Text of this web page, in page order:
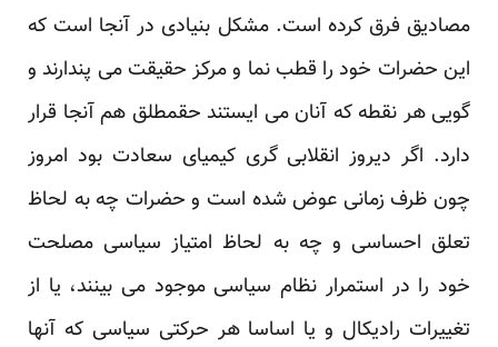
مصادیق فرق کرده است. مشکل بنیادی در آنجا است که
این حضرات خود را قطب نما و مرکز حقیقت می پندارند و
گویی هر نقطه که آنان می ایستند حقمطلق هم آنجا قرار
دارد. اگر دیروز انقلابی گری کیمیای سعادت بود امروز
چون ظرف زمانی عوض شده است و حضرات چه به لحاظ
تعلق احساسی و چه به لحاظ امتیاز سیاسی مصلحت
خود را در استمرار نظام سیاسی موجود می بینند، یا از
تغییرات رادیکال و یا اساسا هر حرکتی سیاسی که آنها